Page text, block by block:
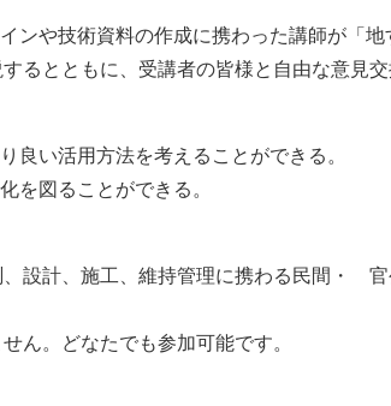
ンや技術資料の作成に携わった講師が「地
るとともに、受講者の皆様と自由な意見交
良い活用方法を考えることができる。
を図ることができる。
、設計、施工、維持管理に携わる民間・
ん。どなたでも参加可能です。